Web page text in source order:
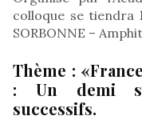
colloque se tiendra
SORBONNE –
Thème :
: Un demi
successifs.